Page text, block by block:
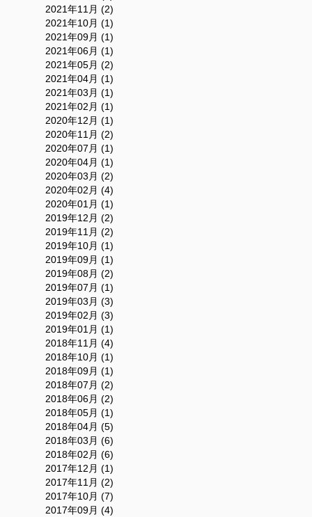
2021年11月 (2)
2021年10月 (1)
2021年09月 (1)
2021年06月 (1)
2021年05月 (2)
2021年04月 (1)
2021年03月 (1)
2021年02月 (1)
2020年12月 (1)
2020年11月 (2)
2020年07月 (1)
2020年04月 (1)
2020年03月 (2)
2020年02月 (4)
2020年01月 (1)
2019年12月 (2)
2019年11月 (2)
2019年10月 (1)
2019年09月 (1)
2019年08月 (2)
2019年07月 (1)
2019年03月 (3)
2019年02月 (3)
2019年01月 (1)
2018年11月 (4)
2018年10月 (1)
2018年09月 (1)
2018年07月 (2)
2018年06月 (2)
2018年05月 (1)
2018年04月 (5)
2018年03月 (6)
2018年02月 (6)
2017年12月 (1)
2017年11月 (2)
2017年10月 (7)
2017年09月 (4)